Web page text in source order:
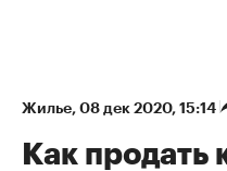
Жилье⁠, 08 дек 2020, 15:14
Как продать